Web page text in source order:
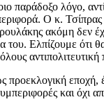
παράδοξο λόγο,
Ο κ.
ακόμη δεν
Ελπίζουμε ότι
αντιπολιτευτική
και όχι